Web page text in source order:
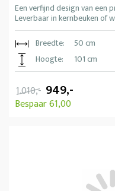
Een verfijnd design van een
Leverbaar in kernbeuken of
Breedte:
50 cm
Hoogte:
101 cm
1.010,- 949,-
Bespaar 61,00